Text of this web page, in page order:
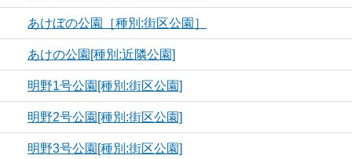
あけぼの公園［種別:街区公園］
あけの公園[種別:近隣公園]
明野1号公園[種別:街区公園]
明野2号公園[種別:街区公園]
明野3号公園[種別:街区公園]